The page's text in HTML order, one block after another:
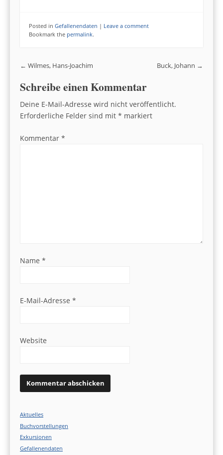
Posted in Gefallenendaten | Leave a comment
Bookmark the permalink.
Post navigation
← Wilmes, Hans-Joachim Buck, Johann →
Schreibe einen Kommentar
Deine E-Mail-Adresse wird nicht veröffentlicht.
Erforderliche Felder sind mit * markiert
Kommentar *
Name *
E-Mail-Adresse *
Website
Aktuelles
Buchvorstellungen
Exkursionen
Gefallenendaten